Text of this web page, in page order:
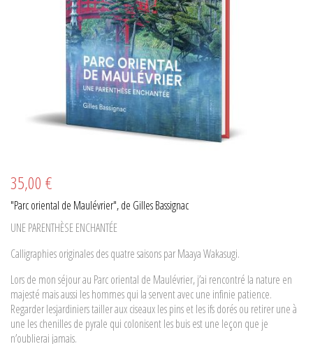
35,00 €
"Parc oriental de Maulévrier", de Gilles Bassignac
UNE PARENTHÈSE ENCHANTÉE
Calligraphies originales des quatre saisons par Maaya Wakasugi.
Lors de mon séjour au Parc oriental de Maulévrier, j’ai rencontré la nature en
majesté mais aussi les hommes qui la servent avec une infinie patience.
Regarder lesjardiniers tailler aux ciseaux les pins et les ifs dorés ou retirer une à
une les chenilles de pyrale qui colonisent les buis est une leçon que je
n’oublierai jamais.